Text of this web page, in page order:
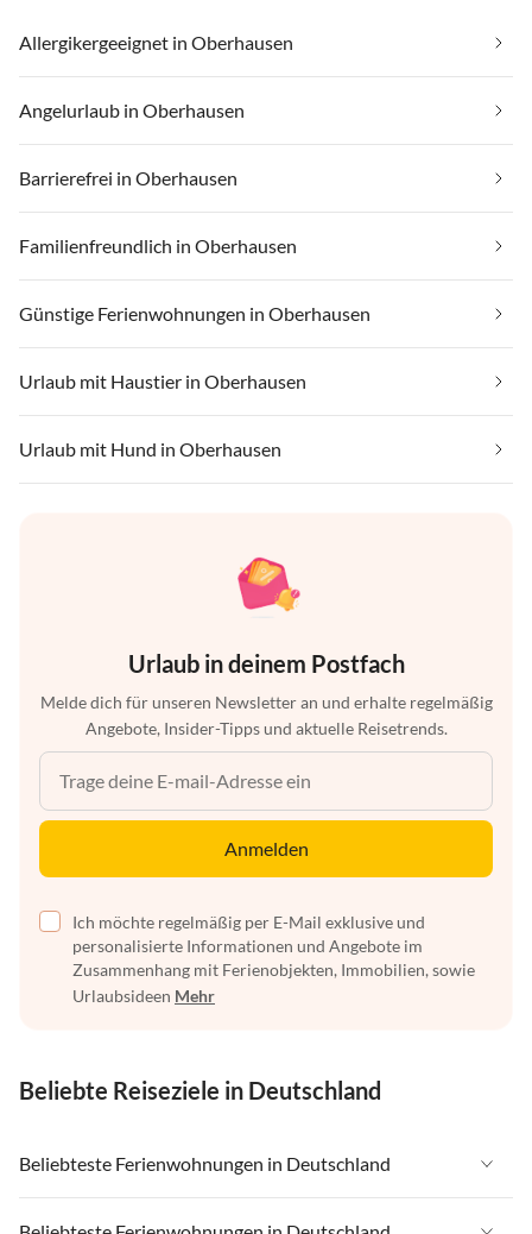
Allergikergeeignet in Oberhausen
Angelurlaub in Oberhausen
Barrierefrei in Oberhausen
Familienfreundlich in Oberhausen
Günstige Ferienwohnungen in Oberhausen
Urlaub mit Haustier in Oberhausen
Urlaub mit Hund in Oberhausen
Urlaub in deinem Postfach
Melde dich für unseren Newsletter an und erhalte regelmäßig
Angebote, Insider-Tipps und aktuelle Reisetrends.
Anmelden
Ich möchte regelmäßig per E-Mail exklusive und
personalisierte Informationen und Angebote im
Zusammenhang mit Ferienobjekten, Immobilien, sowie
Urlaubsideen Mehr
Beliebte Reiseziele in Deutschland
Beliebteste Ferienwohnungen in Deutschland
Ferienwohnungen in Deutschland